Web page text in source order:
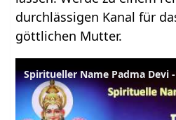
durchlässigen Kanal für
göttlichen Mutter.